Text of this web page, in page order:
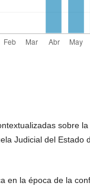
sobre
Judicial del Estado
en la época de la